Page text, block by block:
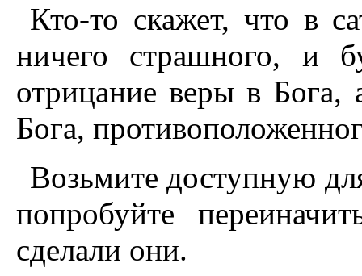
Кто-то скажет, что в
ничего страшного, и
отрицание веры в Бога,
Бога,
Возьмите доступную
попробуйте
сделали они.